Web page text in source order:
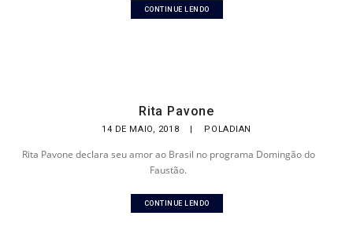
CONTINUE LENDO
Rita Pavone
14 DE MAIO, 2018 | POLADIAN
Rita Pavone declara seu amor ao Brasil no programa Domingão do
Faustão.
CONTINUE LENDO